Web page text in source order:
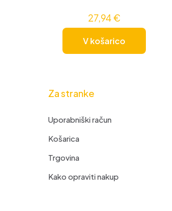
27,94 €
V košarico
Za stranke
Uporabniški račun
Košarica
Trgovina
Kako opraviti nakup